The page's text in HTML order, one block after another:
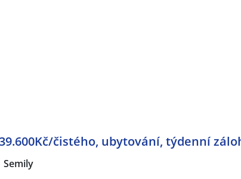
čistého, ubytování, týdenní
Semily